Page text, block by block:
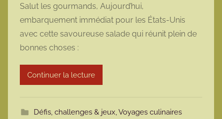
r
m
a
o
e
Salut les gourmands, Aujourd’hui,
embarquement immédiat pour les États-Unis
avec cette savoureuse salade qui réunit plein de
bonnes choses :
Continuer la lecture
Défis, challenges & jeux,Voyages culinaires